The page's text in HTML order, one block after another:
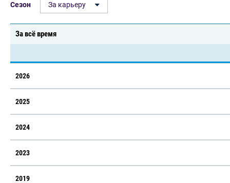
Сезон За карьеру
За всё время
2026
2025
2024
2023
2019